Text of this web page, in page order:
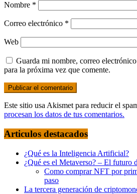
Nombre *
Correo electrónico *
Web
Guarda mi nombre, correo
para la próxima vez que comente.
Este sitio usa Akismet para reducir el
procesan los datos de tus comentarios.
Articulos destacados
¿Qué es la Inteligencia Artificial?
¿Qué es el Metaverso? – El futuro
Como comprar NFT por
paso
La tercera generación de